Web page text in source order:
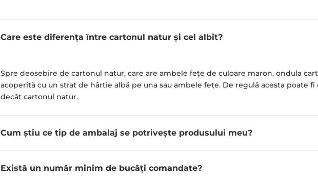
Care este diferența între cartonul natur și cel albit?
Spre deosebire de cartonul natur, care are ambele fețe de culoare maron, ondula
acoperită cu un strat de hârtie albă pe una sau ambele fețe. De regulă acesta poate fi
decât cartonul natur.
Cum știu ce tip de ambalaj se potrivește produsului meu?
Există un număr minim de bucăți comandate?